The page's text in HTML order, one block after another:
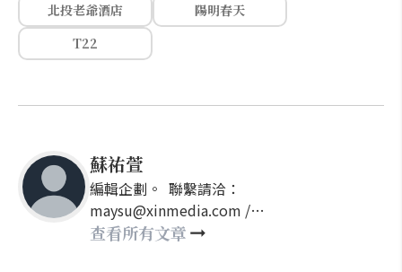
北投老爺酒店
陽明春天
T22
蘇祐萱
編輯企劃。 聯繫請洽：
maysu@xinmedia.com /
may860527@gmail.com
查看所有文章